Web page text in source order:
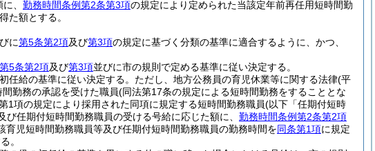
、 勤務時間条例第2条第3項の規定により定められた当該定年前再任用短時間勤
た額とする。
に第5条第2項及び第3項の規定に基づく分類の基準に適合するように、かつ、
第5条第2項及び第3項並びに市の規則で定める基準に従い決定する。
任給の基準に従い決定する。 ただし、地方公務員の育児休業等に関する法律(平
勤務の承認を受けた職員(同法第17条の規定による短時間勤務をすることとな
1項の規定により採用された同項に規定する短時間勤務職員(以下「任期付短時
任期付短時間勤務職員の受ける号給に応じた額に、 勤務時間条例第2条第2項
育児短時間勤務職員等及び任期付短時間勤務職員の勤務時間を同条第1項に規定
。